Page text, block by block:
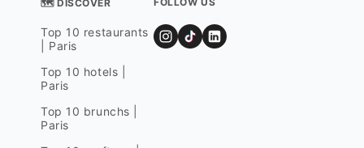
🗺 DISCOVER
Top 10 restaurants
| Paris
Top 10 hotels |
Paris
Top 10 brunchs |
Paris